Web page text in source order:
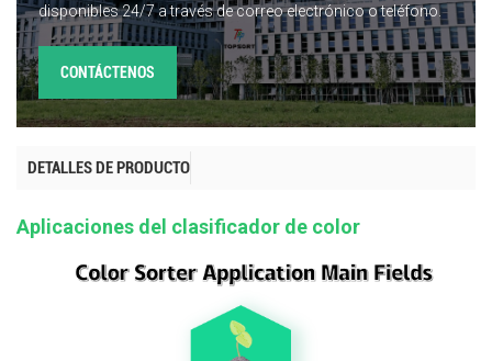
disponibles 24/7 a través de correo electrónico o teléfono.
CONTÁCTENOS
DETALLES DE PRODUCTO
Aplicaciones del clasificador de color